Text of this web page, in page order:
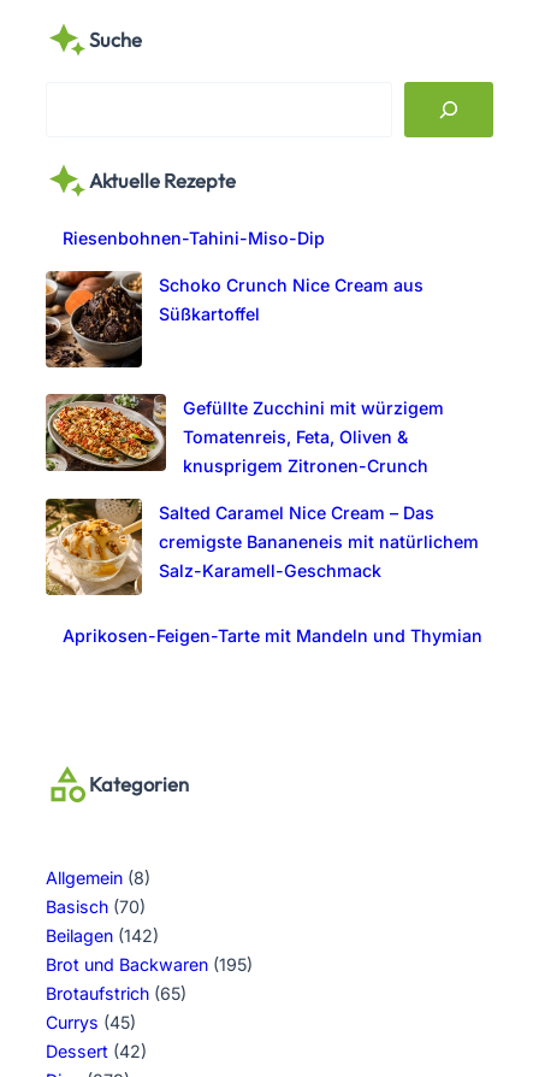
Suche
r
Aktuelle Rezepte
Riesenbohnen-Tahini-Miso-Dip
Schoko Crunch Nice Cream aus
Süßkartoffel
Gefüllte Zucchini mit würzigem
Tomatenreis, Feta, Oliven &
knusprigem Zitronen-Crunch
Salted Caramel Nice Cream – Das
cremigste Bananeneis mit natürlichem
Salz-Karamell-Geschmack
Aprikosen-Feigen-Tarte mit Mandeln und Thymian
Kategorien
Allgemein (8)
Basisch (70)
Beilagen (142)
Brot und Backwaren (195)
Brotaufstrich (65)
Currys (45)
Dessert (42)